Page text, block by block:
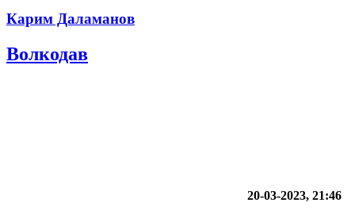
Карим Даламанов
Волкодав
20-03-2023, 21:46